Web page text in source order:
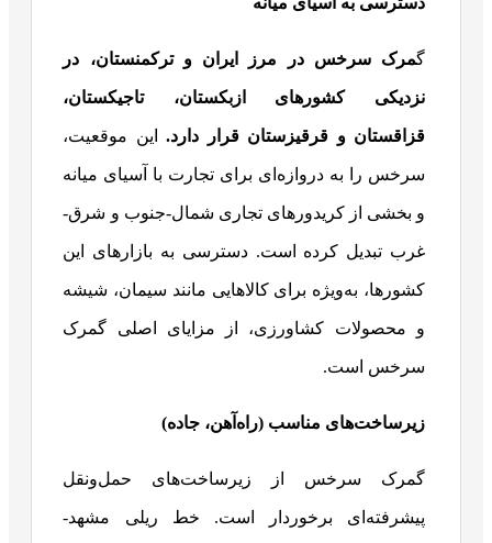
گمرک سرخس در مرز ایران و ترکمنستان، در
نزدیکی کشورهای ازبکستان، تاجیکستان،
قزاقستان و قرقیزستان قرار دارد.این موقعیت،
سرخس را به دروازه‌ای برای تجارت با آسیای میانه
و بخشی از کریدورهای تجاری شمال-جنوب و شرق-
غرب تبدیل کرده است. دسترسی به بازارهای این
کشورها، به‌ویژه برای کالاهایی مانند سیمان، شیشه
و محصولات کشاورزی، از مزایای اصلی گمرک
سرخس است.
زیرساخت‌های مناسب (راه‌آهن، جاده)
گمرک سرخس از زیرساخت‌های حمل‌ونقل
پیشرفته‌ای برخوردار است. خط ریلی مشهد-